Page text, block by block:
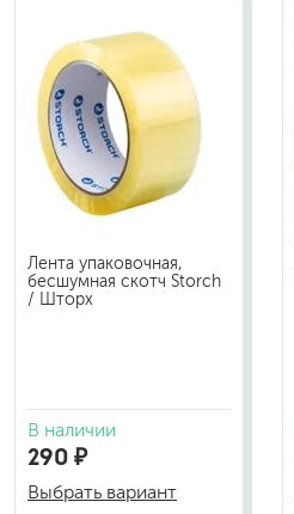
Лента упаковочная,
бесшумная скотч Storch
/ Шторх
В наличии
290 ₽
Выбрать вариант